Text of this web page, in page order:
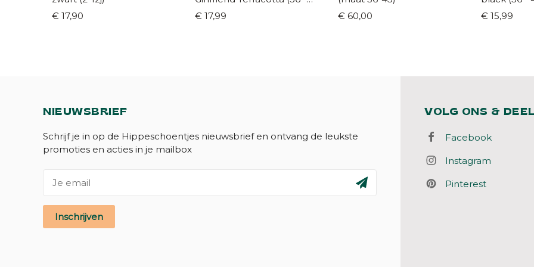
€ 17,90
41)
€ 17,99
€ 60,00
€ 15,99
NIEUWSBRIEF
Schrijf je in op de Hippeschoentjes nieuwsbrief en ontvang de leukste
promoties en acties in je mailbox
Inschrijven
VOLG ONS &
Facebook
Instagram
Pinterest